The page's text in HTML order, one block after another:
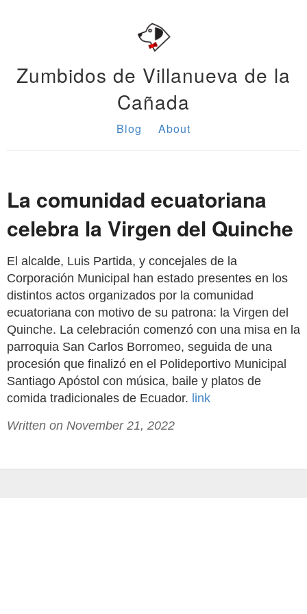
Zumbidos de Villanueva de la
Cañada
Blog About
La comunidad ecuatoriana
celebra la Virgen del Quinche
El alcalde, Luis Partida, y concejales de la
Corporación Municipal han estado presentes en los
distintos actos organizados por la comunidad
ecuatoriana con motivo de su patrona: la Virgen del
Quinche. La celebración comenzó con una misa en la
parroquia San Carlos Borromeo, seguida de una
procesión que finalizó en el Polideportivo Municipal
Santiago Apóstol con música, baile y platos de
comida tradicionales de Ecuador. link
Written on November 21, 2022